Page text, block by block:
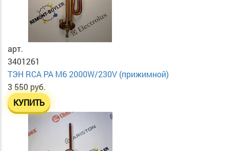
арт.
3401261
ТЭН RСА PA М6 2000W/230V (прижимной)
3 550 руб.
КУПИТЬ